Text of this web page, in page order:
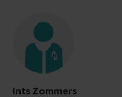
Ints Zommers